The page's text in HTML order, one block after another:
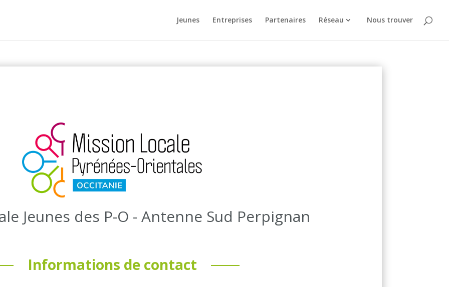
Jeunes Entreprises Partenaires Réseau Nous trouver
Jeunes des P-O - Antenne Sud Perpignan
Informations de contact